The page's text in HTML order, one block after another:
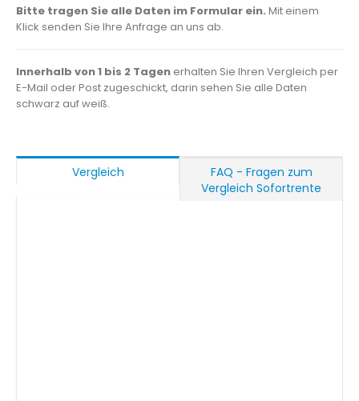
Bitte tragen Sie alle Daten im Formular ein. Mit einem
Klick senden Sie Ihre Anfrage an uns ab.
Innerhalb von 1 bis 2 Tagen erhalten Sie Ihren Vergleich per
E-Mail oder Post zugeschickt, darin sehen Sie alle Daten
schwarz auf weiß.
Vergleich
FAQ - Fragen zum
Vergleich Sofortrente